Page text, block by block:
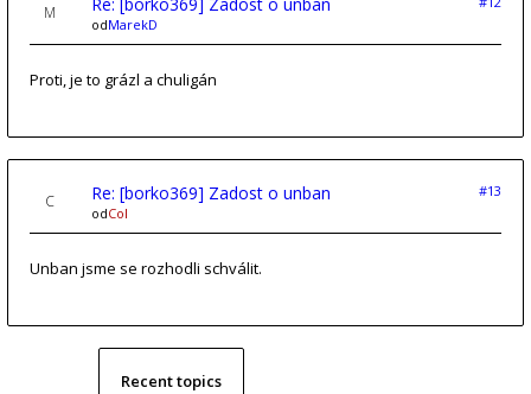
odMarekD
Proti, je to grázl a chuligán
Re: [borko369] Zadost o unban
#13
odCol
Unban jsme se rozhodli schválit.
Recent topics